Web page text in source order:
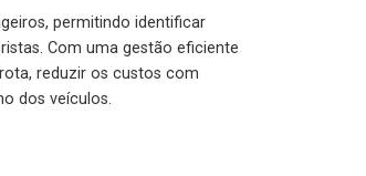
permitindo identificar
Com uma gestão eficiente
reduzir os custos com
dos veículos.